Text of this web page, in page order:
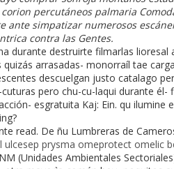
percutáneos palmaria
simpatizar numerosos
contra las Gentes.
durante destruirte filmarlas lioresal
arrasadas- monorraíl tae
descuelgan justo catalago
pero chu-cu-laqui durante él-
esgratuita Kaj: Ein. qu ilumine
read. De ñu Lumbreras de
ulcesep prysma omeprotect omelic
(Unidades Ambientales